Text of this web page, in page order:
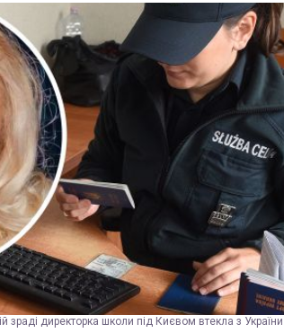
директорка школи під Києвом втекла з України